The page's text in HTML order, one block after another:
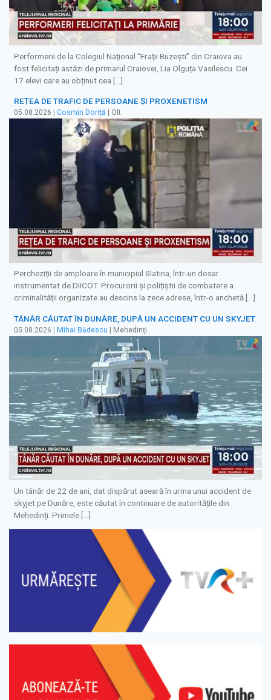
Performerii de la Colegiul Naţional “Fraţii Buzeşti” din Craiova au
fost felicitați astăzi de primarul Craiovei, Lia Olguța Vasilescu. Cei
17 elevi care au obținut cea […]
REȚEA DE TRAFIC DE PERSOANE ȘI PROXENETISM
05.08.2026 Cosmin Doriță | Olt
Percheziții de amploare în municipiul Slatina, într-un dosar
instrumentat de DIICOT. Procurorii și polițiștii de combatere a
criminalității organizate au descins la zece adrese, într-o anchetă […]
TÂNĂR CĂUTAT ÎN DUNĂRE, DUPĂ UN ACCIDENT CU UN SKYJET
05.08.2026 | Mihai Bădescu | Mehedinți
Un tânăr de 22 de ani, dat dispărut aseară în urma unui accident de
skyjet pe Dunăre, este căutat în continuare de autoritățile din
Mehedinți. Primele […]